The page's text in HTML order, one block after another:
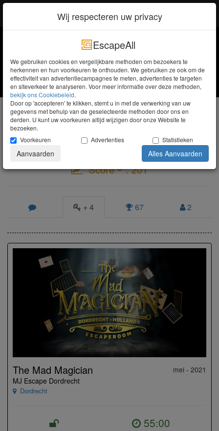
EscapeAll Inloggen
J Malle
Explorer
Score : 201
+ 4 67 2
The Mad Magician
mei - 2021
MJ Escape Dordrecht
Dordrecht
55:00
Wij respecteren uw privacy
EscapeAll
We gebruiken cookies en vergelijkbare methoden om bezoekers te
herkennen en hun voorkeuren te onthouden. We gebruiken ze ook om de
effectiviteit van advertentiecampagnes te meten, advertenties te targeten
en siteverkeer te analyseren. Voor meer informatie over deze methoden,
bekijk ons ​​Cookiebeleid.
Door op 'accepteren' te klikken, stemt u in met de verwerking van uw
gegevens met behulp van de geselecteerde methoden door ons en
derden. U kunt uw voorkeuren altijd wijzigen door onze Website te
bezoeken.
Voorkeuren
Advertenties Statistieken
Aanvaarden Alles Aanvaarden